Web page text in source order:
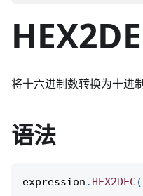
将十六进制数转换为十进制
语法
expression . HEX2DEC (